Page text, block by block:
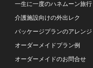
一生に一度のハネムーン旅行
介護施設向けの外出レク
パッケージプランのアレンジ
オーダーメイドプラン例
オーダーメイドのお問合せ